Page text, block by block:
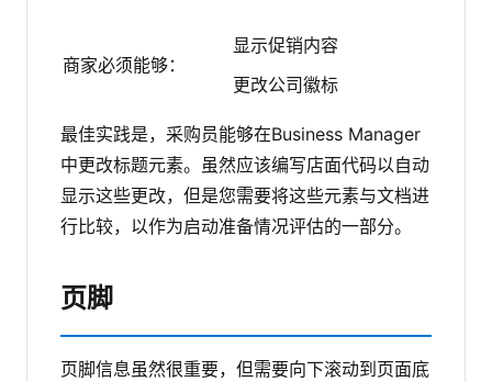
商家必须能够：
显示促销内容
更改公司徽标
最佳实践是，采购员能够在Business Manager
中更改标题元素。虽然应该编写店面代码以自动
显示这些更改，但是您需要将这些元素与文档进
行比较，以作为启动准备情况评估的一部分。
页脚
页脚信息虽然很重要，但需要向下滚动到页面底